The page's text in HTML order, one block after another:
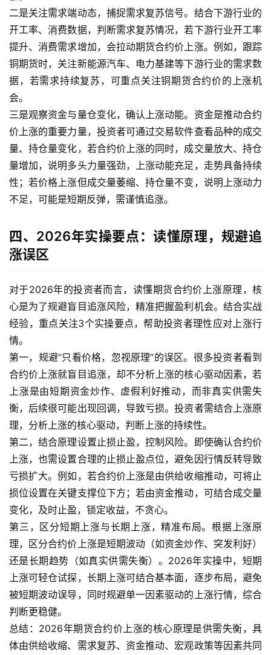
期
货
期
货
入
期
货
行
情
金
期
货
二是关注需求端动态，捕捉需求复苏信号。结合下游行业的
开工率、消费数据，判断需求复苏情况，若下游行业开工率
提升、消费需求增加，会拉动期货合约价上涨。例如，跟踪
铜期货时，关注新能源汽车、电力基建等下游行业的需求数
据，若需求持续复苏，可重点关注铜期货合约价的上涨机
会。
三是观察资金与量仓变化，确认上涨动能。资金是推动合约
价上涨的重要力量，投资者可通过交易软件查看品种的成交
量、持仓量变化，若合约价上涨的同时，成交量放大、持仓
量增加，说明多头力量强劲，上涨动能充足，走势具备持续
性；若价格上涨但成交量萎缩、持仓量不变，说明上涨动力
不足，可能是短期反弹，需谨慎追涨。
四、2026年实操要点：读懂原理，规避追
涨误区
对于2026年的投资者而言，读懂期货合约价上涨原理，核
心是为了规避盲目追涨风险，精准把握盈利机会。结合实战
经验，重点关注3个实操要点，帮助投资者理性应对上涨行
情。
第一，规避“只看价格，忽视原理”的误区。很多投资者看到
合约价上涨就盲目追涨，却不分析上涨的核心驱动因素，若
上涨是由短期资金炒作、虚假利好推动，而非真实供需失
衡，后续很可能出现回调，导致亏损。投资者需结合上涨原
理，分析上涨的核心驱动，判断上涨的持续性。
第二，结合原理设置止损止盈，控制风险。即使确认合约价
上涨，也需设置合理的止损止盈点位，避免因行情反转导致
亏损扩大。例如，若合约价上涨是由供给收缩推动，可将止
损位设置在关键支撑位下方；若由资金推动，可结合成交量
变化，及时止盈，锁定收益，不贪心。
第三，区分短期上涨与长期上涨，精准布局。根据上涨原
理，区分合约价上涨是短期波动（如资金炒作、突发利好）
还是长期趋势（如真实供需失衡）。2026年实操中，短期
上涨可轻仓试探，长期上涨可结合基本面，逐步布局，避免
被短期波动误导，同时规避单一因素驱动的上涨行情，综合
判断更稳健。
总结：2026年期货合约价上涨的核心原理是供需失衡，具
体由供给收缩、需求复苏、资金推动、宏观政策等因素共同